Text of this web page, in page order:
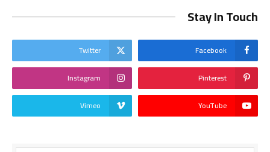
Stay In Touch
Facebook
Twitter
Pinterest
Instagram
YouTube
Vimeo